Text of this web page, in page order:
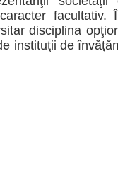
facultativ.
disciplina
instituţii de